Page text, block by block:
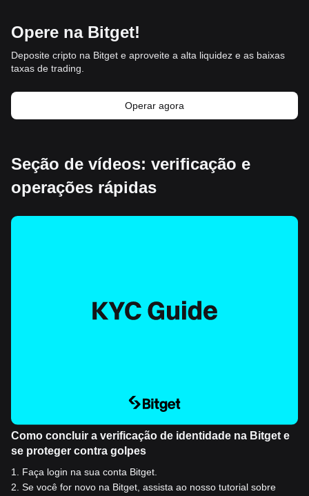
Opere na Bitget!
Deposite cripto na Bitget e aproveite a alta liquidez e as baixas
taxas de trading.
Operar agora
Seção de vídeos: verificação e
operações rápidas
Como concluir a verificação de identidade na Bitget e
se proteger contra golpes
1
Faça login na sua conta Bitget.
2 Se você for novo na Bitget, assista ao nosso tutorial sobre